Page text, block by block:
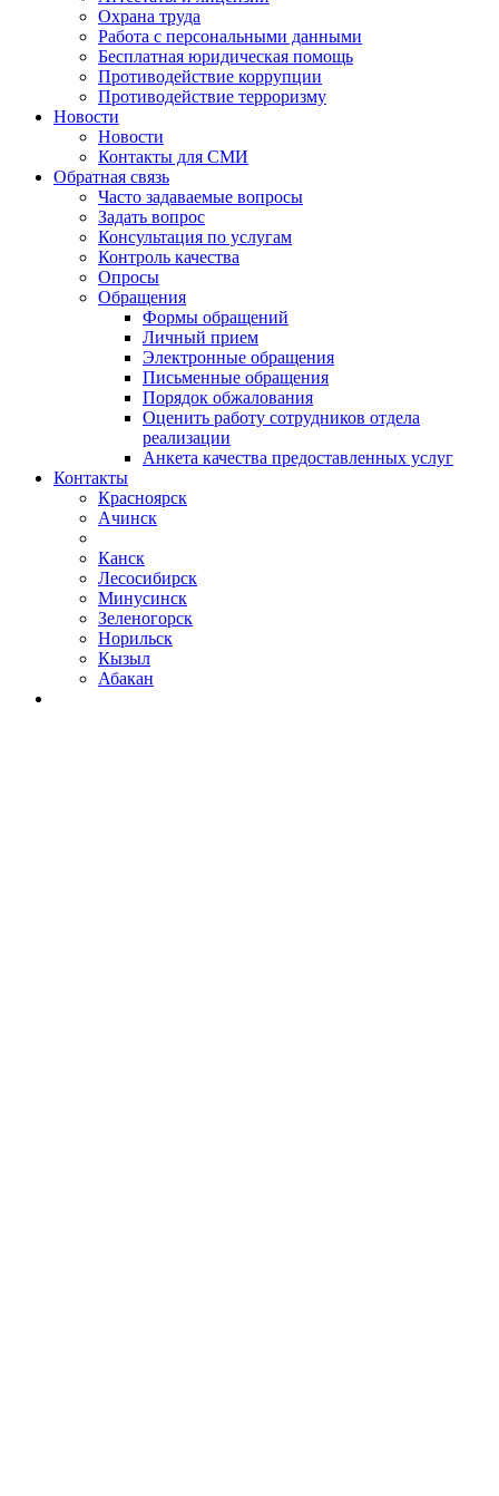
Охрана труда
Работа с персональными данными
Бесплатная юридическая помощь
Противодействие коррупции
Противодействие терроризму
Новости
Новости
Контакты для СМИ
Обратная связь
Часто задаваемые вопросы
Задать вопрос
Консультация по услугам
Контроль качества
Опросы
Обращения
Формы обращений
Личный прием
Электронные обращения
Письменные обращения
Порядок обжалования
Оценить работу сотрудников отдела
реализации
Анкета качества предоставленных услуг
Контакты
Красноярск
Ачинск
Канск
Лесосибирск
Минусинск
Зеленогорск
Норильск
Кызыл
Абакан